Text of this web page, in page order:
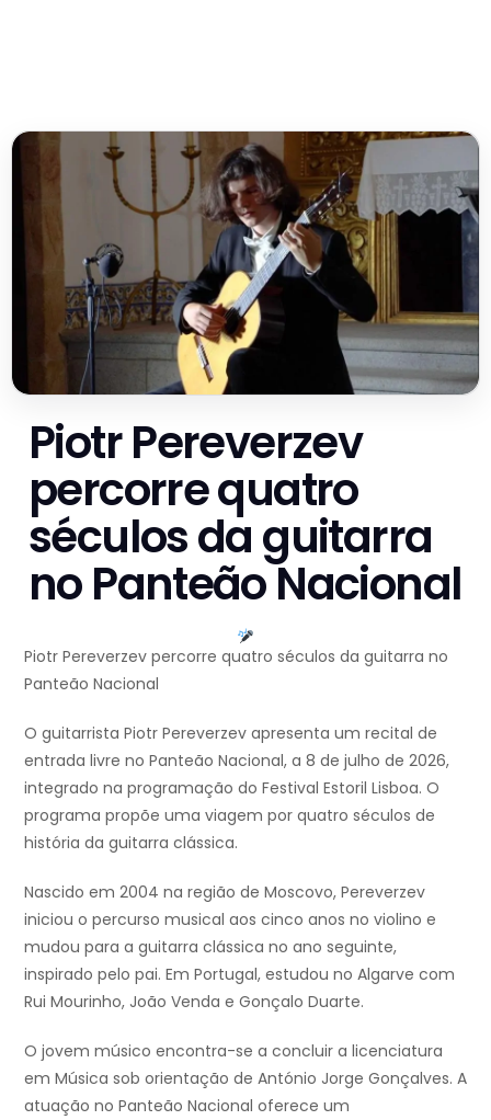
Piotr Pereverzev
percorre quatro
séculos da guitarra
no Panteão Nacional
Piotr Pereverzev percorre quatro séculos da guitarra no
Panteão Nacional
O guitarrista Piotr Pereverzev apresenta um recital de
entrada livre no Panteão Nacional, a 8 de julho de 2026,
integrado na programação do Festival Estoril Lisboa. O
programa propõe uma viagem por quatro séculos de
história da guitarra clássica.
Nascido em 2004 na região de Moscovo, Pereverzev
iniciou o percurso musical aos cinco anos no violino e
mudou para a guitarra clássica no ano seguinte,
inspirado pelo pai. Em Portugal, estudou no Algarve com
Rui Mourinho, João Venda e Gonçalo Duarte.
O jovem músico encontra-se a concluir a licenciatura
em Música sob orientação de António Jorge Gonçalves. A
atuação no Panteão Nacional oferece um